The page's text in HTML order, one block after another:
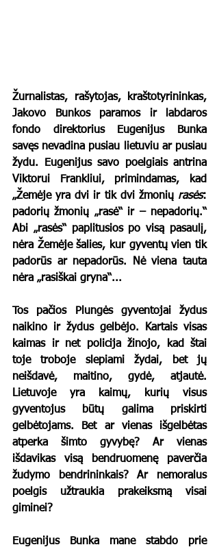
Žurnalistas, rašytojas, kraštotyrininkas,
Jakovo Bunkos paramos ir labdaros
fondo direktorius Eugenijus Bunka
savęs nevadina pusiau lietuviu ar pusiau
žydu. Eugenijus savo poelgiais antrina
Viktorui Frankliui, primindamas, kad
„Žemėje yra dvi ir tik dvi žmonių rasės:
padorių žmonių „rasė“ ir – nepadorių.“
Abi „rasės“ paplitusios po visą pasaulį,
nėra Žemėje šalies, kur gyventų vien tik
padorūs ar nepadorūs. Nė viena tauta
nėra „rasiškai gryna“...
Tos pačios Plungės gyventojai žydus
naikino ir žydus gelbėjo. Kartais visas
kaimas ir net policija žinojo, kad štai
toje troboje slepiami žydai, bet jų
neišdavė, maitino, gydė, atjautė.
Lietuvoje yra kaimų, kurių visus
gyventojus būtų galima priskirti
gelbėtojams. Bet ar vienas išgelbėtas
atperka šimto gyvybę? Ar vienas
išdavikas visą bendruomenę paverčia
žudymo bendrininkais? Ar nemoralus
poelgis užtraukia prakeiksmą visai
giminei?
Eugenijus Bunka mane stabdo prie